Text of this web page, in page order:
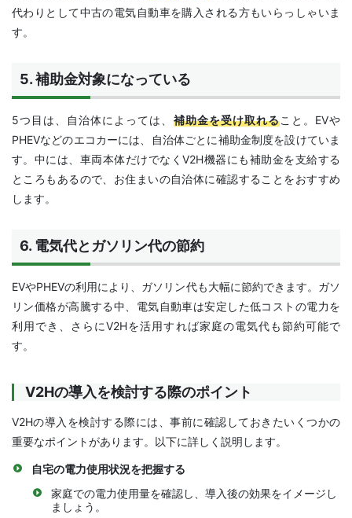
代わりとして中古の電気自動車を購入される方もいらっしゃいま
す。
5. 補助金対象になっている
5つ目は、自治体によっては、 補助金を受け取れること。EVや
PHEVなどのエコカーには、自治体ごとに補助金制度を設けていま
す。中には、車両本体だけでなくV2H機器にも補助金を支給する
ところもあるので、お住まいの自治体に確認することをおすすめ
します。
6. 電気代とガソリン代の節約
EVやPHEVの利用により、ガソリン代も大幅に節約できます。ガソ
リン価格が高騰する中、電気自動車は安定した低コストの電力を
利用でき、さらにV2Hを活用すれば家庭の電気代も節約可能で
す。
V2Hの導入を検討する際のポイント
V2Hの導入を検討する際には、事前に確認しておきたいくつかの
重要なポイントがあります。以下に詳しく説明します。
自宅の電力使用状況を把握する
家庭での電力使用量を確認し、導入後の効果をイメージし
ましょう。